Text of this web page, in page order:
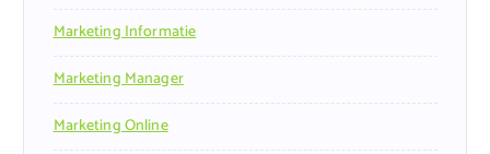
Marketing Informatie
Marketing Manager
Marketing Online